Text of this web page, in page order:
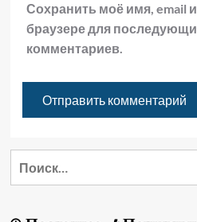
Сохранить моё имя, email
браузере для
комментариев.